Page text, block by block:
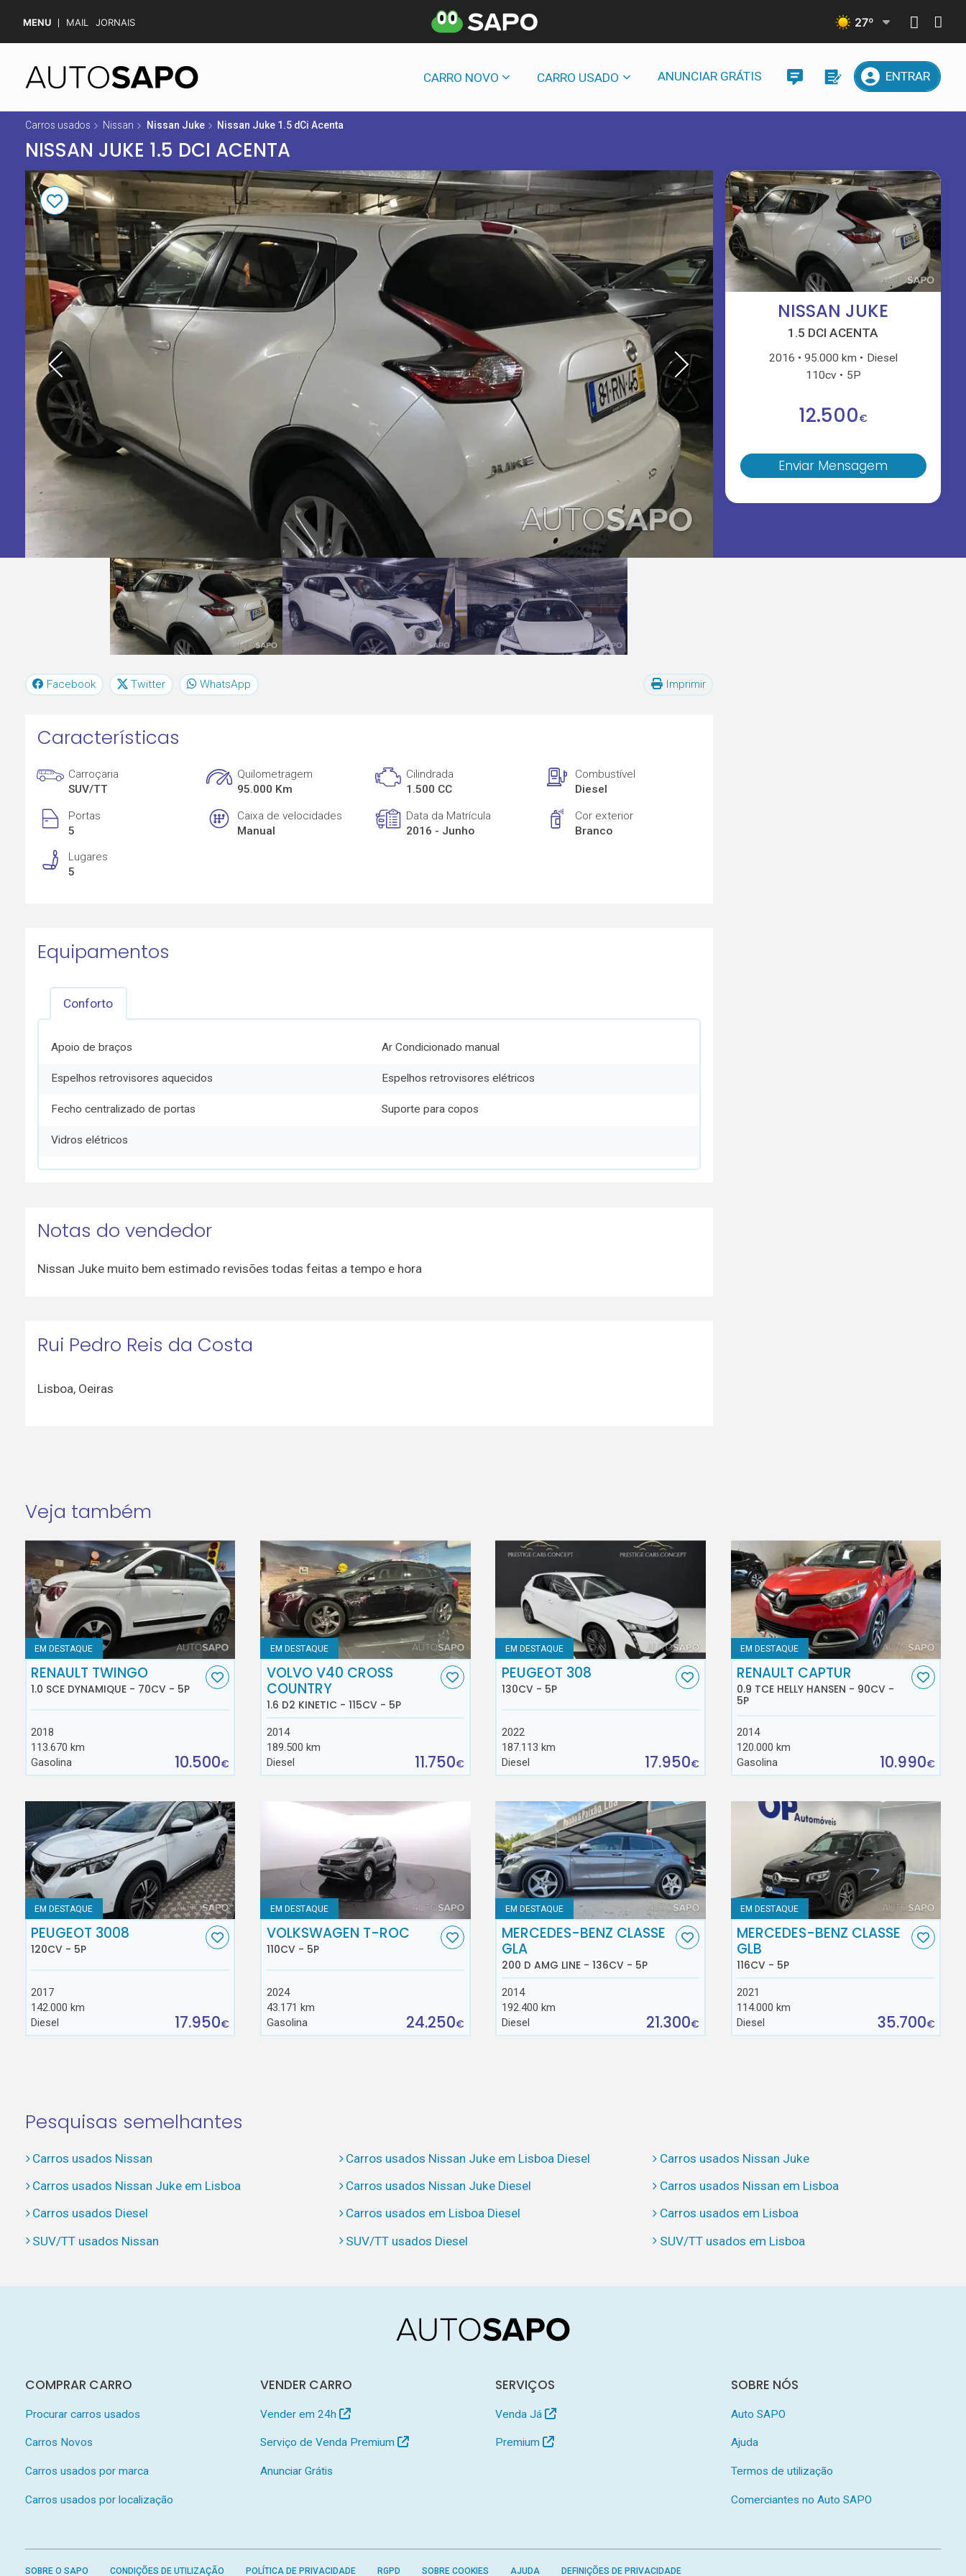
MENU MAIL JORNAIS 27º
CARRO NOVO CARRO USADO ANUNCIAR GRÁTIS ENTRAR
Carros usados Nissan Nissan Juke Nissan Juke 1.5 dCi Acenta
NISSAN JUKE 1.5 DCI ACENTA
NISSAN JUKE
1.5 DCI ACENTA
2016 95.000 km
Diesel
110cv
5P
12.500€
Enviar Mensagem
Facebook Twitter WhatsApp Imprimir
Características
Carroçaria
SUV/TT
Quilometragem
95.000 Km
Cilindrada
1.500 CC
Combustível
Diesel
Portas
5
Caixa de velocidades
Manual
Data da Matrícula
2016 - Junho
Cor exterior
Branco
Lugares
5
Equipamentos
Conforto
Apoio de braços Ar Condicionado manual
Espelhos retrovisores aquecidos Espelhos retrovisores elétricos
Fecho centralizado de portas Suporte para copos
Vidros elétricos
Notas do vendedor
Nissan Juke muito bem estimado revisões todas feitas a tempo e hora
Rui Pedro Reis da Costa
Lisboa, Oeiras
Veja também
EM DESTAQUE
RENAULT TWINGO
1.0 SCE DYNAMIQUE - 70CV - 5P
2018
113.670 km
Gasolina
10.500€
EM DESTAQUE
VOLVO V40 CROSS
COUNTRY
1.6 D2 KINETIC - 115CV - 5P
2014
189.500 km
Diesel
11.750€
EM DESTAQUE
PEUGEOT 308
130CV - 5P
2022
187.113 km
Diesel
17.950€
EM DESTAQUE
RENAULT CAPTUR
0.9 TCE HELLY HANSEN - 90CV -
5P
2014
120.000 km
Gasolina
10.990€
EM DESTAQUE
PEUGEOT 3008
120CV - 5P
2017
142.000 km
Diesel
17.950€
EM DESTAQUE
VOLKSWAGEN T-ROC
110CV - 5P
2024
43.171 km
Gasolina
24.250€
EM DESTAQUE
MERCEDES-BENZ CLASSE
GLA
200 D AMG LINE - 136CV - 5P
2014
192.400 km
Diesel
21.300€
EM DESTAQUE
MERCEDES-BENZ CLASSE
GLB
116CV - 5P
2021
114.000 km
Diesel
35.700€
Pesquisas semelhantes
Carros usados Nissan Carros usados Nissan Juke em Lisboa Diesel
Carros usados Nissan Juke
Carros usados Nissan Juke em Lisboa
Carros usados Nissan Juke Diesel
Carros usados Nissan em Lisboa
Carros usados Diesel
Carros usados em Lisboa Diesel
Carros usados em Lisboa
SUV/TT usados Nissan
SUV/TT usados Diesel SUV/TT usados em Lisboa
COMPRAR CARRO
Procurar carros usados
Carros Novos
Carros usados por marca
Carros usados por localização
VENDER CARRO
Vender em 24h
Serviço de Venda Premium
Anunciar Grátis
SERVIÇOS
Venda Já
Premium
SOBRE NÓS
Auto SAPO
Ajuda
Termos de utilização
Comerciantes no Auto SAPO
SOBRE O SAPO CONDIÇÕES DE UTILIZAÇÃO POLÍTICA DE PRIVACIDADE RGPD SOBRE COOKIES AJUDA DEFINIÇÕES DE PRIVACIDADE